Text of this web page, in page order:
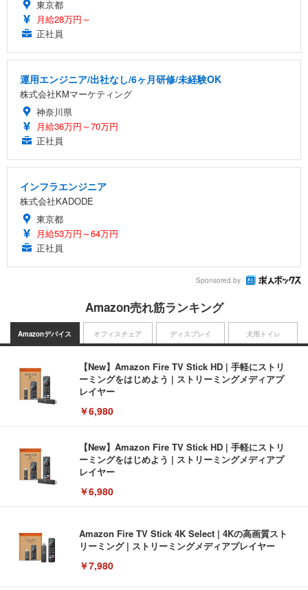
東京都
月給28万円～
正社員
運用エンジニア/出社なし/6ヶ月研修/未経験OK
株式会社KMマーケティング
神奈川県
月給36万円～70万円
正社員
インフラエンジニア
株式会社KADODE
東京都
月給53万円～64万円
正社員
Sponsored by
Amazon売れ筋ランキング
Amazonデバイス
【New】Amazon Fire TV Stick HD | 手軽にストリ
ーミングをはじめよう | ストリーミングメディアプ
レイヤー
￥6,980
【New】Amazon Fire TV Stick HD | 手軽にストリ
ーミングをはじめよう | ストリーミングメディアプ
レイヤー
￥6,980
Amazon Fire TV Stick 4K Select | 4Kの高画質スト
リーミング | ストリーミングメディアプレイヤー
￥7,980
オフィスチェア ディスプレイ 犬用トイレ